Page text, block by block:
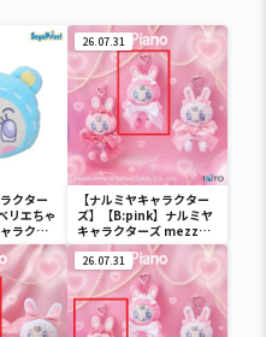
クター
リエちゃ
ラクタ
スクッ
ちゃん‐
26.07.31
【ナルミヤキャラクター
ズ】【B:pink】ナルミヤ
キャラクターズ mezzo
piano ぬいぐるみマスコ
ット ～Ribbon～
26.07.31